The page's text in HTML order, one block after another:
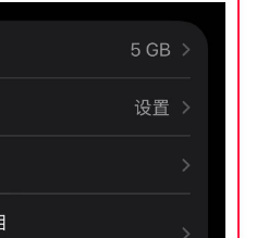
INFOCOM22 CSGI
INFOCOM24 SAFH
INFOCOM25 SkyOctopus